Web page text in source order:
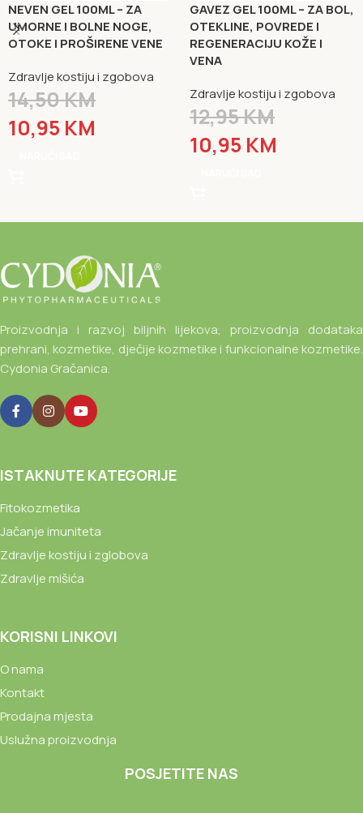
NEVEN GEL 100ML – ZA
UMORNE I BOLNE NOGE,
OTOKE I PROŠIRENE VENE
Zdravlje kostiju i zgobova
14,50KM
10,95 KM
GAVEZ GEL 100ML – ZA BOL,
OTEKLINE, POVREDE I
REGENERACIJU KOŽE I
VENA
Zdravlje kostiju i zgobova
12,95KM
10,95 KM
Proizvodnja i razvoj biljnih lijekova, proizvodnja dodataka
prehrani, kozmetike, dječije kozmetike i funkcionalne kozmetike.
Cydonia Gračanica.
ISTAKNUTE KATEGORIJE
Fitokozmetika
Jačanje imuniteta
Zdravlje kostiju i zglobova
Zdravlje mišića
KORISNI LINKOVI
O nama
Kontakt
Prodajna mjesta
Uslužna proizvodnja
POSJETITE NAS